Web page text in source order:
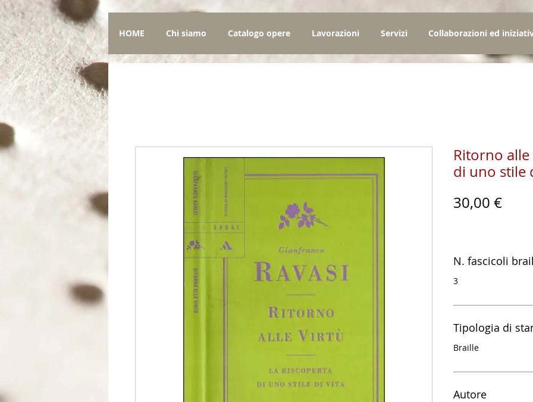
HOME Chi siamo Catalogo opere Lavorazioni Servizi Collaborazioni ed
Ritorno
di uno stile
30,00 €
N. fascicoli
3
Tipologia di
Braille
Autore